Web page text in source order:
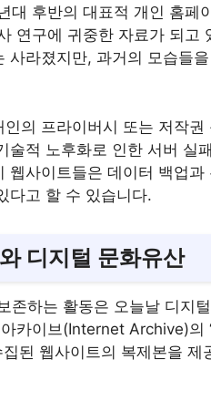
대 후반의 대표적 개인 홈페
연구에 귀중한 자료가 되고
라졌지만, 과거의 모습들
의 프라이버시 또는 저작권
적 노후화로 인한 서버 실
사이트들은 데이터 백업과
다고 할 수 있습니다.
디지털 문화유산
존하는 활동은 오늘날 디지
카이브(Internet Archive)의
된 웹사이트의 복제본을 제